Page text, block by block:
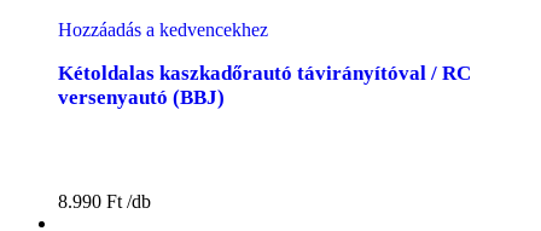
Hozzáadás a kedvencekhez
Kétoldalas kaszkadőrautó távirányítóval / RC
versenyautó (BBJ)
8.990 Ft